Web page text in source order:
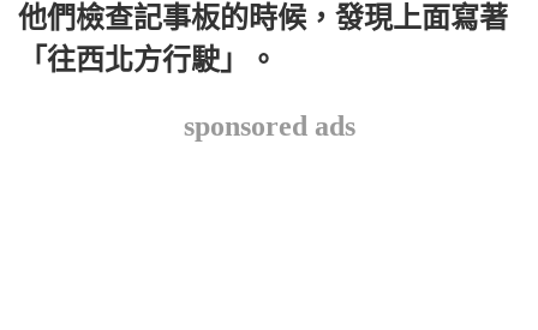
他們檢查記事板的時候，發現上面寫著
「往西北方行駛」。
sponsored ads